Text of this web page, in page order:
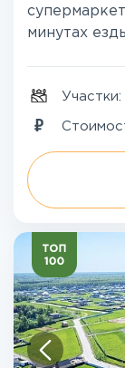
минутах
Участки: